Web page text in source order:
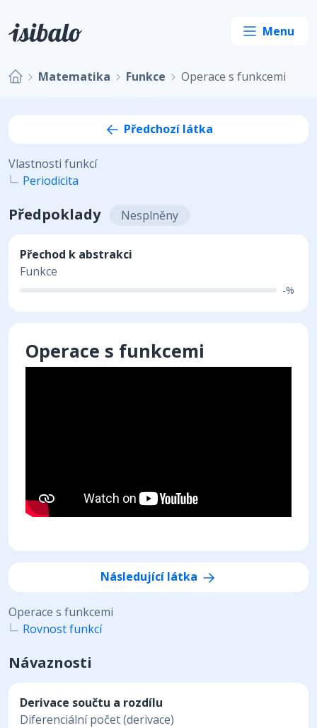
Matematika Funkce Operace s funkcemi
Předchozí látka
Vlastnosti funkcí
Periodicita
Předpoklady Nesplněny
Přechod k abstrakci
Funkce
-%
Operace s funkcemi
Následující látka
Operace s funkcemi
Rovnost funkcí
Návaznosti
Derivace součtu a rozdílu
Diferenciální počet (derivace)